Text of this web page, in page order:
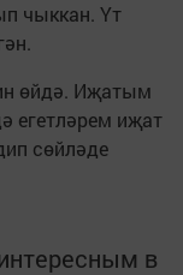
чыккан. Үт
өйдә. Иҗатым
егетләрем иҗат
сөйләде
в